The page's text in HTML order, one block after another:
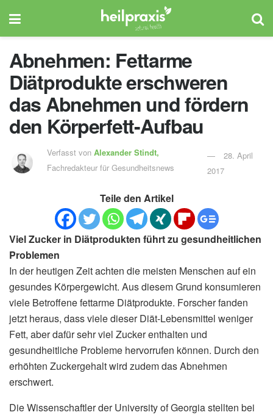
Abnehmen: Fettarme
Diätprodukte erschweren
das Abnehmen und fördern
den Körperfett-Aufbau
Verfasst vonAlexander Stindt,
Fachredakteur für Gesundheitsnews
28. April
2017
Teile den Artikel
Viel Zucker in Diätprodukten führt zu gesundheitlichen
Problemen
In der heutigen Zeit achten die meisten Menschen auf ein
gesundes Körpergewicht. Aus diesem Grund konsumieren
viele Betroffene fettarme Diätprodukte. Forscher fanden
jetzt heraus, dass viele dieser Diät-Lebensmittel weniger
Fett, aber dafür sehr viel Zucker enthalten und
gesundheitliche Probleme hervorrufen können. Durch den
erhöhten Zuckergehalt wird zudem das Abnehmen
erschwert.
Die Wissenschaftler der University of Georgia stellten bei